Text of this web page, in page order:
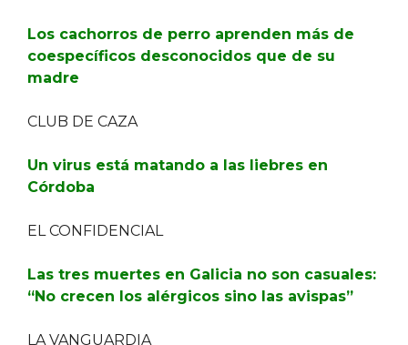
Los cachorros de perro aprenden más de
coespecíficos desconocidos que de su
madre
CLUB DE CAZA
Un virus está matando a las liebres en
Córdoba
EL CONFIDENCIAL
Las tres muertes en Galicia no son casuales:
“No crecen los alérgicos sino las avispas”
LA VANGUARDIA